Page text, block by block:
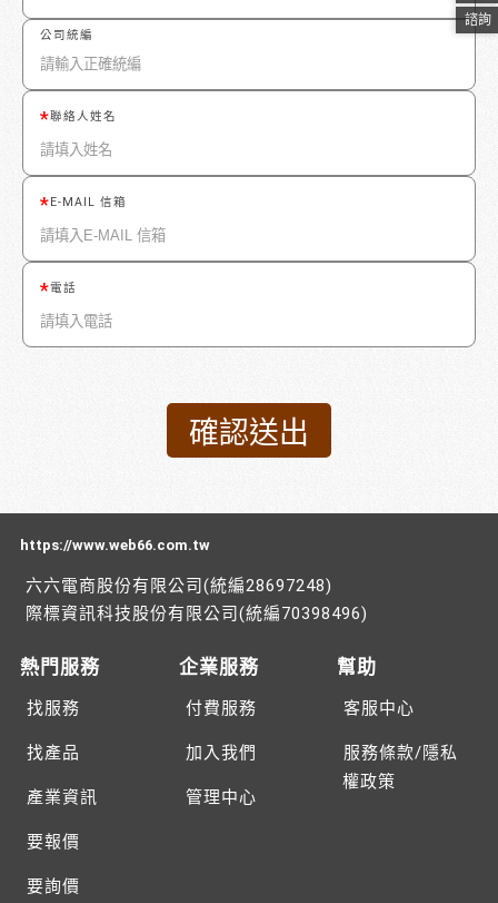
公司統編
聯絡人姓名
E-MAIL 信箱
電話
https://www.web66.com.tw
六六電商股份有限公司(統編28697248)
際標資訊科技股份有限公司(統編70398496)
熱門服務
找服務
找產品
產業資訊
要報價
要詢價
企業服務
付費服務
加入我們
管理中心
幫助
客服中心
服務條款/隱私
權政策
諮詢